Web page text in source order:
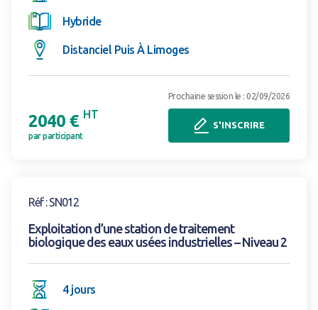
Hybride
Distanciel Puis À Limoges
2040 € HT
par participant
Prochaine session le : 02/09/2026
S'INSCRIRE
Réf : SN012
Exploitation d’une station de traitement
biologique des eaux usées industrielles – Niveau 2
4 jours